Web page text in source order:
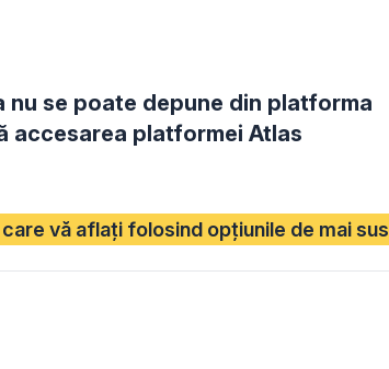
nu se poate depune din platforma
accesarea platformei Atlas
vă aflați folosind opțiunile de mai sus